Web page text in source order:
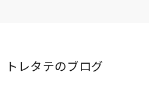
トレタテのブログ